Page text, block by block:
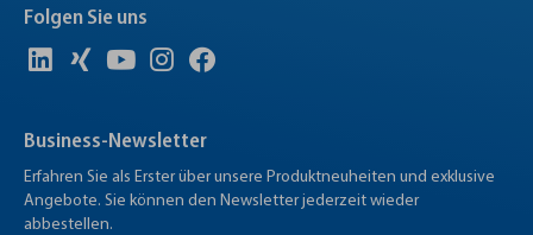
Folgen Sie uns
Business-Newsletter
Erfahren Sie als Erster über unsere Produktneuheiten und exklusive
Angebote. Sie können den Newsletter jederzeit wieder
abbestellen.